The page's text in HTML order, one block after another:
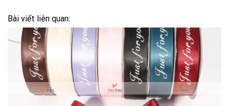
Bài viết liên quan: